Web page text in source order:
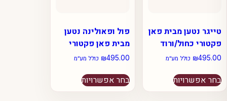
פול ופאולינה נטען
מבית פאן פקטורי
₪495.00 כולל מע״מ
בחר אפשרויותזה
טייגר נטען מבית פאן
פקטורי כחול/ורוד
₪495.00 כולל מע״מ
בחר אפשרויותזה